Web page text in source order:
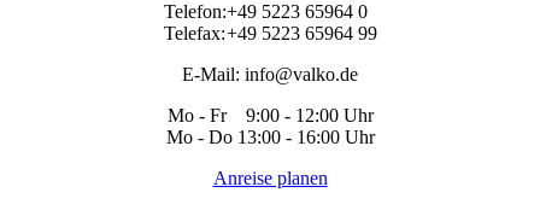
Telefon:+49 5223 65964 0
Telefax:+49 5223 65964 99
E-Mail: info@valko.de
Mo - Fr 9:00 - 12:00 Uhr
Mo - Do 13:00 - 16:00 Uhr
Anreise planen